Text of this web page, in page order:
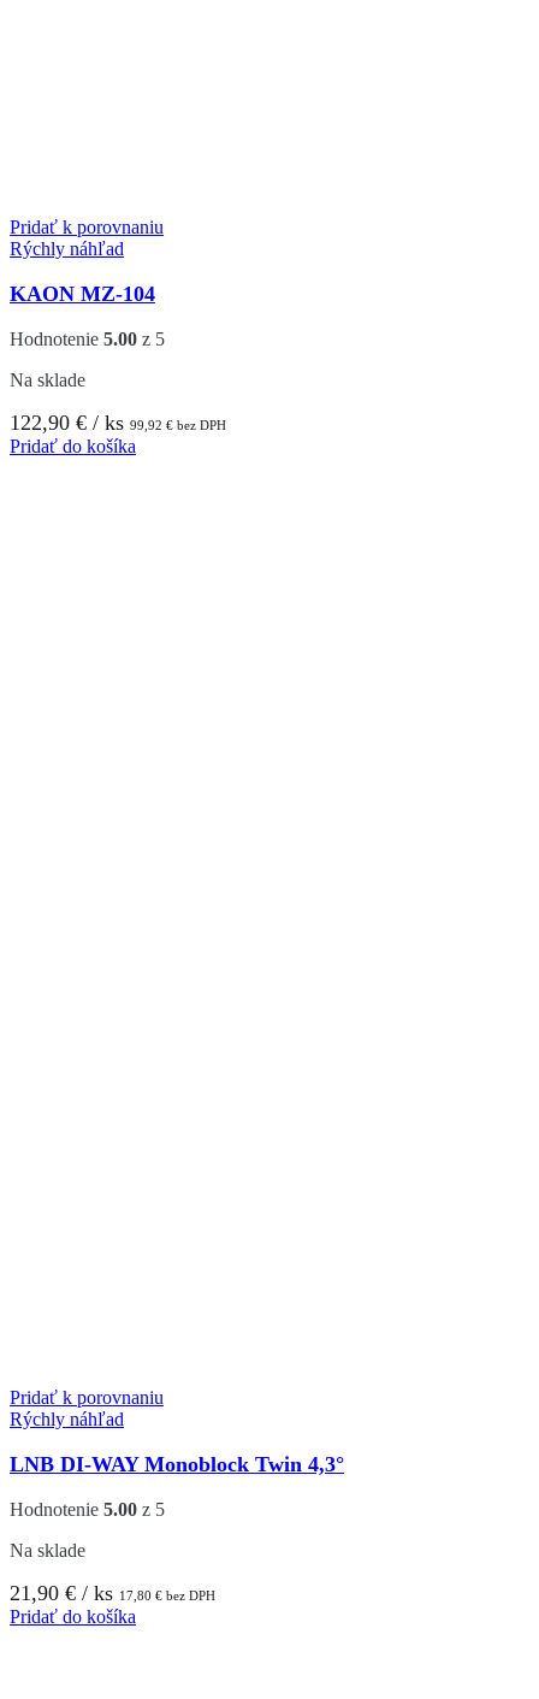
Pridať k porovnaniu
Rýchly náhľad
KAON MZ-104
Hodnotenie 5.00 z 5
Na sklade
122,90 € / ks 99,92 € bez DPH
Pridať do košíka
Pridať k porovnaniu
Rýchly náhľad
LNB DI-WAY Monoblock Twin 4,3°
Hodnotenie 5.00 z 5
Na sklade
21,90 € / ks 17,80 € bez DPH
Pridať do košíka